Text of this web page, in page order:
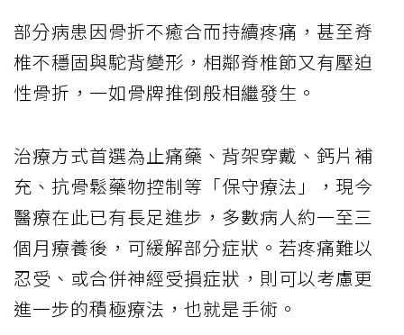
部分病患因骨折不癒合而持續疼痛，甚至脊
椎不穩固與駝背變形，相鄰脊椎節又有壓迫
性骨折，一如骨牌推倒般相繼發生。
治療方式首選為止痛藥、背架穿戴、鈣片補
充、抗骨鬆藥物控制等「保守療法」，現今
醫療在此已有長足進步，多數病人約一至三
個月療養後，可緩解部分症狀。若疼痛難以
忍受、或合併神經受損症狀，則可以考慮更
進一步的積極療法，也就是手術。